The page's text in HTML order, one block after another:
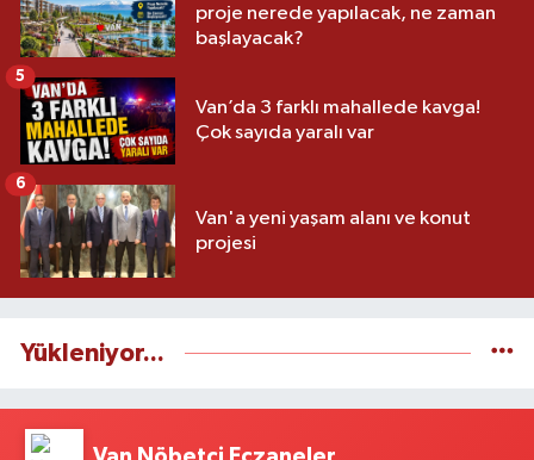
proje nerede yapılacak, ne zaman
başlayacak?
Van’da 3 farklı mahallede kavga!
Çok sayıda yaralı var
5
Van'a yeni yaşam alanı ve konut
projesi
6
Yükleniyor...